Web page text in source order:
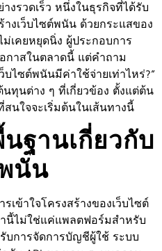
งรวดเร็ว หนึ่งในธุรกิจที่ได้รับ
งเว็บไซต์พนัน ด้วยกระแสของ
เคยหยุดนิ่ง ผู้ประกอบการ
กาสในตลาดนี้ แต่คำถาม
ไซต์พนันมีค่าใช้จ่ายเท่าไหร่?”
ทุนต่าง ๆ ที่เกี่ยวข้อง ตั้งแต่ต้น
นใจจะเริ่มต้นในเส้นทางนี้
ฐานเกี่ยวกับ
นัน
เข้าใจโครงสร้างของเว็บไซต์
านี้ไม่ใช่แค่แพลตฟอร์มสำหรับ
บการจัดการบัญชีผู้ใช้ ระบบ